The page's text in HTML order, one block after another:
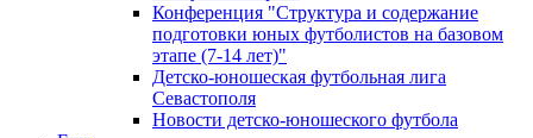
Конференция "Структура и содержание
подготовки юных футболистов на базовом
этапе (7-14 лет)"
Детско-юношеская футбольная лига
Севастополя
Новости детско-юношеского футбола